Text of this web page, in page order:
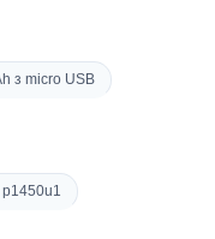
з micro USB